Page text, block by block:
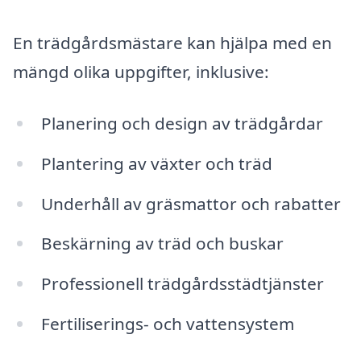
En trädgårdsmästare kan hjälpa med en
mängd olika uppgifter, inklusive:
Planering och design av trädgårdar
Plantering av växter och träd
Underhåll av gräsmattor och rabatter
Beskärning av träd och buskar
Professionell trädgårdsstädtjänster
Fertiliserings- och vattensystem